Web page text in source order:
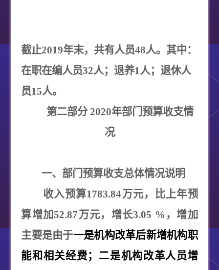
截止2019年末，共有人员48人。其中：
在职在编人员32人；退养1人；退休人
员15人。
第二部分2020年部门预算收支情
况
一、部门预算收支总体情况说明
收入预算1783.84万元，比上年预
算增加 52.87万元，增长3.05 % ，增加
主要是由于一是机构改革后新增机构职
能和相关经费；二是机构改革人员增